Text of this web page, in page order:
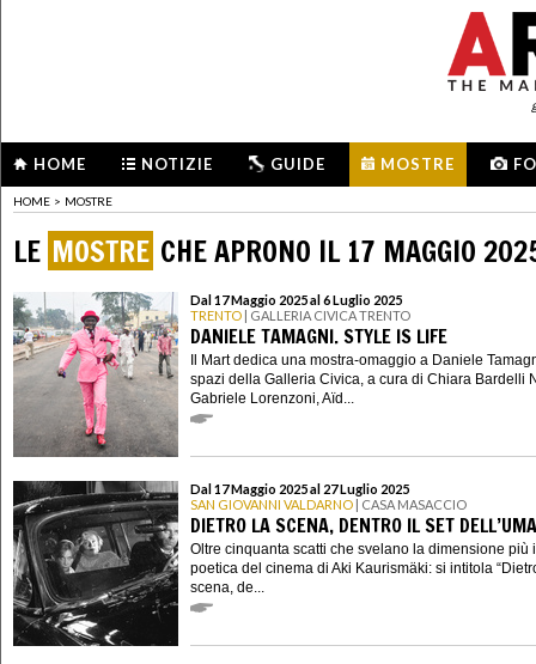
HOME NOTIZIE GUIDE MOSTRE
HOME > MOSTRE
LE MOSTRE CHE APRONO IL 17 MAGGIO
Dal 17 Maggio 2025 al 6 Luglio 2025
TRENTO | GALLERIA CIVICA TRENTO
DANIELE TAMAGNI. STYLE IS LIFE
Il Mart dedica una mostra-omaggio a Daniele
spazi della Galleria Civica, a cura di Chiara Bardelli
Gabriele Lorenzoni, Aïd...
Dal 17 Maggio 2025 al 27 Luglio 2025
SAN GIOVANNI VALDARNO | CASA MASACCIO
DIETRO LA SCENA, DENTRO IL SET
Oltre cinquanta scatti che svelano la dimensione più
poetica del cinema di Aki Kaurismäki: si intitola
scena, de...